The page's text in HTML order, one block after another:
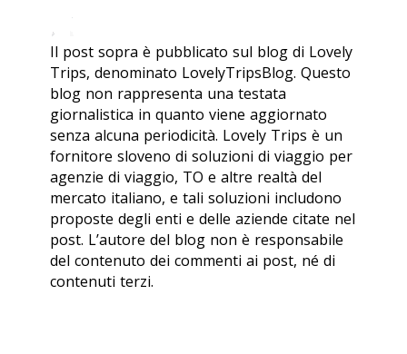
Il post sopra è pubblicato sul blog di Lovely
Trips, denominato LovelyTripsBlog. Questo
blog non rappresenta una testata
giornalistica in quanto viene aggiornato
senza alcuna periodicità. Lovely Trips è un
fornitore sloveno di soluzioni di viaggio per
agenzie di viaggio, TO e altre realtà del
mercato italiano, e tali soluzioni includono
proposte degli enti e delle aziende citate nel
post. L’autore del blog non è responsabile
del contenuto dei commenti ai post, né di
contenuti terzi.